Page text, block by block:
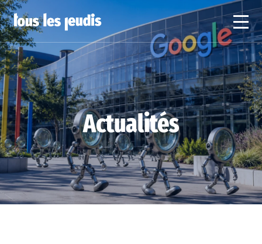
Actualités